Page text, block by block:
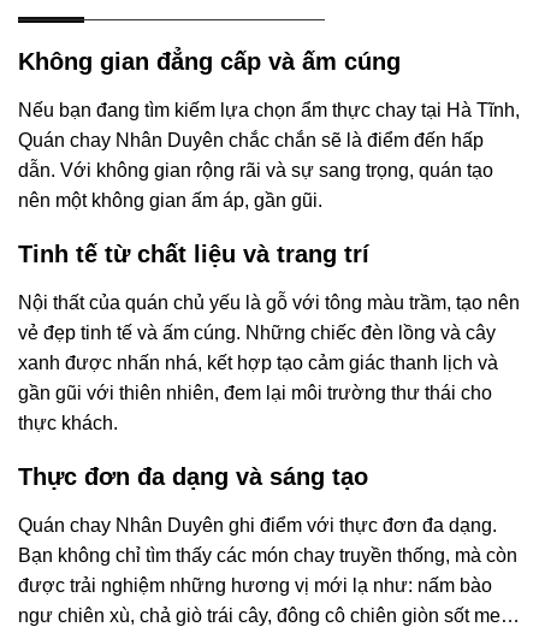
Không gian đẳng cấp và ấm cúng
Nếu bạn đang tìm kiếm lựa chọn ẩm thực chay tại Hà Tĩnh,
Quán chay Nhân Duyên chắc chắn sẽ là điểm đến hấp
dẫn. Với không gian rộng rãi và sự sang trọng, quán tạo
nên một không gian ấm áp, gần gũi.
Tinh tế từ chất liệu và trang trí
Nội thất của quán chủ yếu là gỗ với tông màu trầm, tạo nên
vẻ đẹp tinh tế và ấm cúng. Những chiếc đèn lồng và cây
xanh được nhấn nhá, kết hợp tạo cảm giác thanh lịch và
gần gũi với thiên nhiên, đem lại môi trường thư thái cho
thực khách.
Thực đơn đa dạng và sáng tạo
Quán chay Nhân Duyên ghi điểm với thực đơn đa dạng.
Bạn không chỉ tìm thấy các món chay truyền thống, mà còn
được trải nghiệm những hương vị mới lạ như: nấm bào
ngư chiên xù, chả giò trái cây, đông cô chiên giòn sốt me…